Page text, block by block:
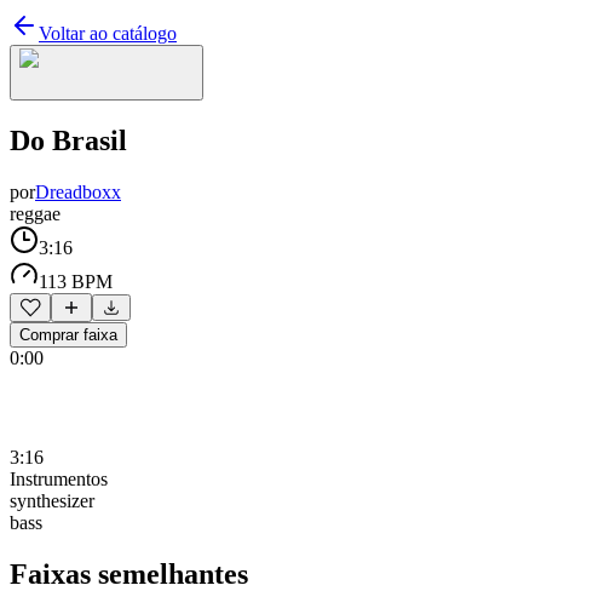
Voltar ao catálogo
Do Brasil
porDreadboxx
reggae
3:16
113 BPM
Comprar faixa
0:00
3:16
Instrumentos
synthesizer
bass
Faixas semelhantes